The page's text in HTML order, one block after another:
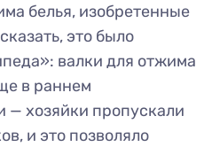
белья, изобретенные
это было
валки для отжима
в раннем
— хозяйки пропускали
и это позволяло